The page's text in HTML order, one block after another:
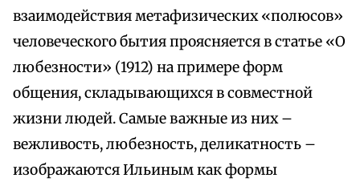
взаимодействия метафизических «полюсов»
человеческого бытия проясняется в статье «О
любезности» (1912) на примере форм
общения, складывающихся в совместной
жизни людей. Самые важные из них –
вежливость, любезность, деликатность –
изображаются Ильиным как формы